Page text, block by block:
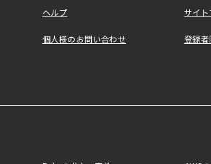
ヘルプ サイ
個人様のお問い合わせ 登録者